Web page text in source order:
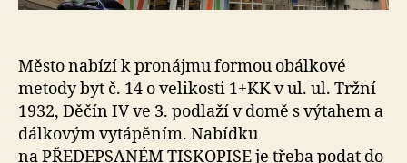
Město nabízí k pronájmu formou obálkové
metody byt č. 14 o velikosti 1+KK v ul. ul. Tržní
1932, Děčín IV ve 3. podlaží v domě s výtahem a
dálkovým vytápěním. Nabídku
na PŘEDEPSANÉM TISKOPISE je třeba podat do